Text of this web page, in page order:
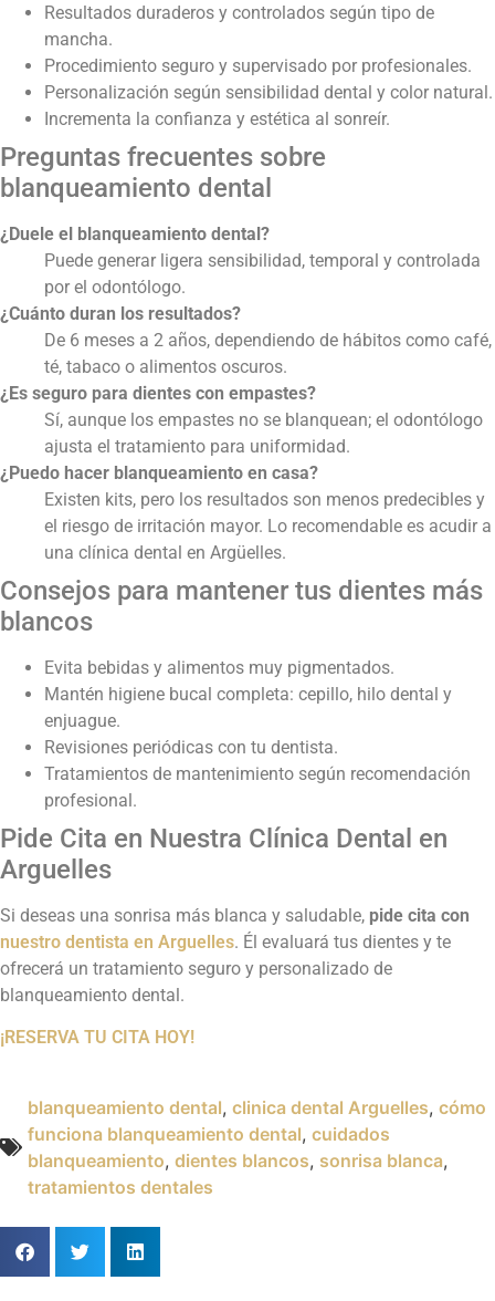
Resultados duraderos y controlados según tipo de
mancha.
Procedimiento seguro y supervisado por profesionales.
Personalización según sensibilidad dental y color natural.
Incrementa la confianza y estética al sonreír.
Preguntas frecuentes sobre
blanqueamiento dental
¿Duele el blanqueamiento dental?
Puede generar ligera sensibilidad, temporal y controlada
por el odontólogo.
¿Cuánto duran los resultados?
De 6 meses a 2 años, dependiendo de hábitos como café,
té, tabaco o alimentos oscuros.
¿Es seguro para dientes con empastes?
Sí, aunque los empastes no se blanquean; el odontólogo
ajusta el tratamiento para uniformidad.
¿Puedo hacer blanqueamiento en casa?
Existen kits, pero los resultados son menos predecibles y
el riesgo de irritación mayor. Lo recomendable es acudir a
una clínica dental en Argüelles.
Consejos para mantener tus dientes más
blancos
Evita bebidas y alimentos muy pigmentados.
Mantén higiene bucal completa: cepillo, hilo dental y
enjuague.
Revisiones periódicas con tu dentista.
Tratamientos de mantenimiento según recomendación
profesional.
Pide Cita en Nuestra Clínica Dental en
Arguelles
Si deseas una sonrisa más blanca y saludable, pide cita con
nuestro dentista en Arguelles. Él evaluará tus dientes y te
ofrecerá un tratamiento seguro y personalizado de
blanqueamiento dental.
¡RESERVA TU CITA HOY!
blanqueamiento dental, clinica dental Arguelles, cómo
funciona blanqueamiento dental, cuidados
blanqueamiento, dientes blancos, sonrisa blanca,
tratamientos dentales